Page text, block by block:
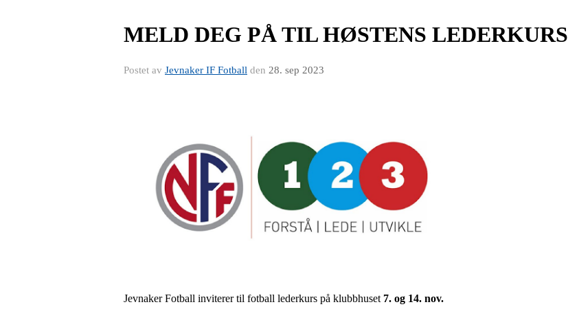
MELD DEG PÅ TIL HØSTENS LEDERKURS
Postet av Jevnaker IF Fotball den 28. sep 2023
Jevnaker Fotball inviterer til fotball lederkurs på klubbhuset 7. og 14. nov.